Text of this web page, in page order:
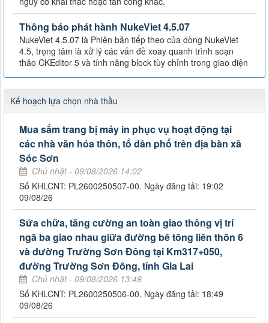
Thông báo phát hành NukeViet 4.5.07
NukeViet 4.5.07 là Phiên bản tiếp theo của dòng NukeViet
4.5, trọng tâm là xử lý các vấn đề xoay quanh trình soạn
thảo CKEditor 5 và tính năng block tùy chỉnh trong giao diện
Kế hoạch lựa chọn nhà thầu
Mua sắm trang bị máy in phục vụ hoạt động tại
các nhà văn hóa thôn, tổ dân phố trên địa bàn xã
Sóc Sơn
Chủ nhật - 09/08/2026 14:02
Số KHLCNT: PL2600250507-00. Ngày đăng tải: 19:02
09/08/26
Sửa chữa, tăng cường an toàn giao thông vị trí
ngã ba giao nhau giữa đường bê tông liên thôn 6
và đường Trường Sơn Đông tại Km317+050,
đường Trường Sơn Đông, tỉnh Gia Lai
Chủ nhật - 09/08/2026 13:49
Số KHLCNT: PL2600250506-00. Ngày đăng tải: 18:49
09/08/26